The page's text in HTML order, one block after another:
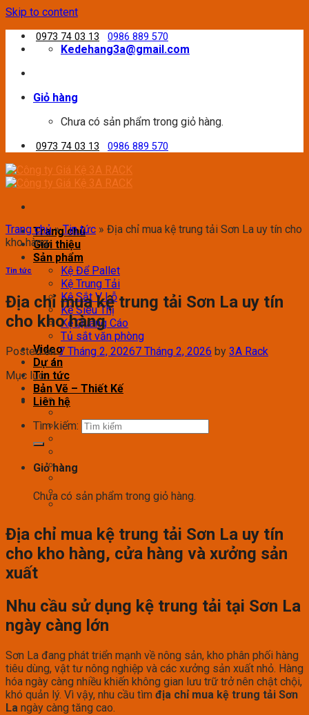
Skip to content
0973 74 03 13 0986 889 570
Kedehang3a@gmail.com
Giỏ hàng
Chưa có sản phẩm trong giỏ hàng.
0973 74 03 13 0986 889 570
Trang chủ
Giới thiệu
Sản phẩm
Kệ Để Pallet
Kệ Trung Tải
Kệ Sắt V Lỗ
Kệ Siêu Thị
Kệ Quảng Cáo
Tủ sắt văn phòng
Video
Dự án
Tin tức
Bản Vẽ – Thiết Kế
Liên hệ
Tìm kiếm:
Giỏ hàng
Chưa có sản phẩm trong giỏ hàng.
Trang chủ»Tin tức » Địa chỉ mua kệ trung tải Sơn La uy tín cho
kho hàng
Tin tức
Địa chỉ mua kệ trung tải Sơn La uy tín
cho kho hàng
Posted on7 Tháng 2, 20267 Tháng 2, 2026 by 3A Rack
Mục lục
Địa chỉ mua kệ trung tải Sơn La uy tín
cho kho hàng, cửa hàng và xưởng sản
xuất
Nhu cầu sử dụng kệ trung tải tại Sơn La
ngày càng lớn
Sơn La đang phát triển mạnh về nông sản, kho phân phối hàng
tiêu dùng, vật tư nông nghiệp và các xưởng sản xuất nhỏ. Hàng
hóa ngày càng nhiều khiến không gian lưu trữ trở nên chật chội,
khó quản lý. Vì vậy, nhu cầu tìm địa chỉ mua kệ trung tải Sơn
La ngày càng tăng cao.